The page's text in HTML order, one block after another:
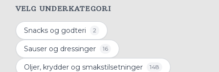
VELG UNDERKATEGORI
Snacks og godteri 2
Sauser og dressinger 16
Oljer, krydder og smakstilsetninger 148